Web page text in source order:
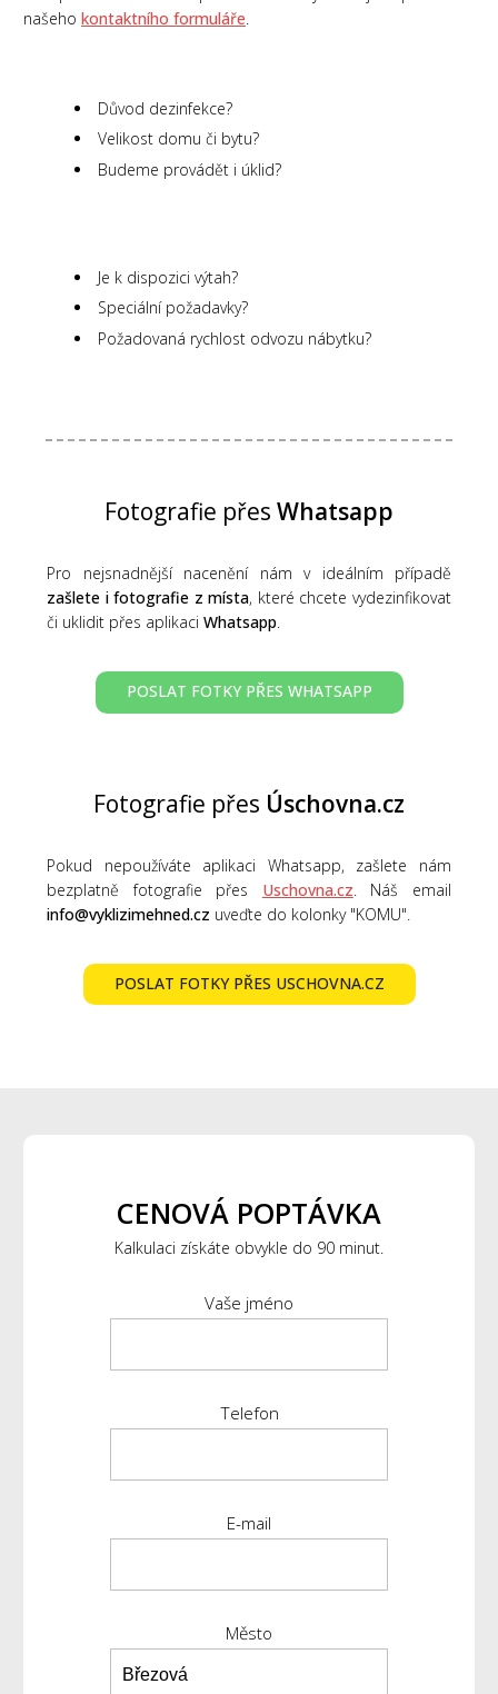
našeho kontaktního formuláře
Důvod dezinfekce?
Velikost domu či bytu?
Budeme provádět i úklid?
Je k dispozici výtah?
Speciální požadavky?
Požadovaná rychlost odvozu nábytku?
Fotografie přes Whatsapp
Pro nejsnadnější nacenění nám v ideálním případě
zašlete i fotografie z místa, které chcete vydezinfikovat
či uklidit přes aplikaci Whatsapp.
POSLAT FOTKY PŘES WHATSAPP
Fotografie přes Úschovna.cz
Pokud nepoužíváte aplikaci Whatsapp, zašlete nám
bezplatně fotografie přes Uschovna.cz. Náš email
info@vyklizimehned.cz uveďte do kolonky "KOMU".
POSLAT FOTKY PŘES USCHOVNA.CZ
CENOVÁ POPTÁVKA
Kalkulaci získáte obvykle do 90 minut.
Vaše jméno
Telefon
E-mail
Město